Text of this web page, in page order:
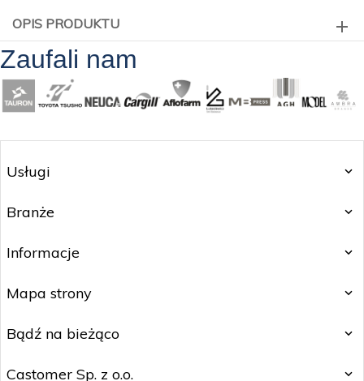
OPIS PRODUKTU
Zaufali nam
Usługi
Branże
Informacje
Mapa strony
Bądź na bieżąco
Castomer Sp. z o.o.